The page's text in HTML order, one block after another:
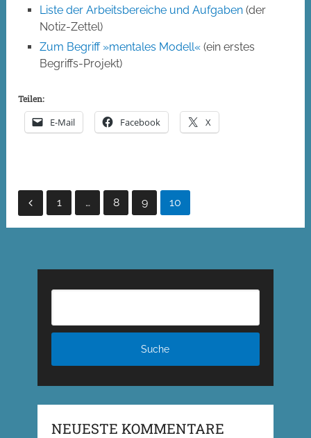
Liste der Arbeitsbereiche und Aufgaben(der
Notiz-Zettel)
Zum Begriff »mentales Modell«(ein erstes
Begriffs-Projekt)
Teilen:
E-Mail Facebook X
Seitennummerierung
der
1 … 8 9 10
NEUESTE KOMMENTARE